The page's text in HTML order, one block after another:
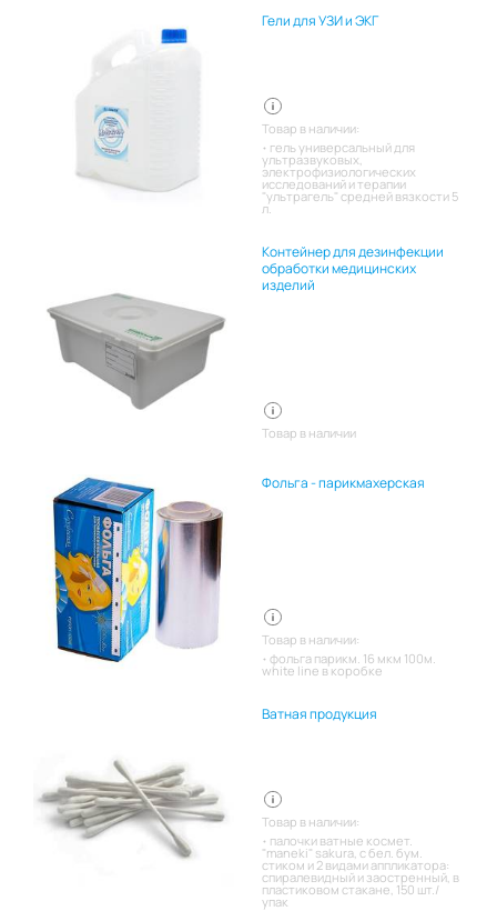
Гели для УЗИ и ЭКГ
Товар в наличии:
гель универсальный для
ультразвуковых,
электрофизиологических
исследований и терапии
"ультрагель" средней вязкости 5
л.
Контейнер для дезинфекции
обработки медицинских
изделий
Товар в наличии
Фольга - парикмахерская
Товар в наличии:
фольга парикм. 16 мкм 100м.
white line в коробке
Ватная продукция
Товар в наличии:
палочки ватные космет.
"maneki" sakura, с бел. бум.
стиком и 2 видами аппликатора:
спиралевидный и заостренный, в
пластиковом стакане, 150 шт./
упак